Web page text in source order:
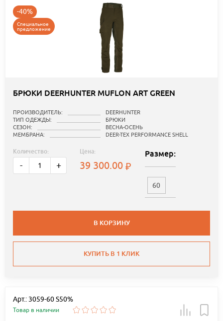
-40%
Специальное
предложение
БРЮКИ DEERHUNTER MUFLON ART GREEN
ПРОИЗВОДИТЕЛЬ:
DEERHUNTER
ТИП ОДЕЖДЫ:
БРЮКИ
СЕЗОН:
ВЕСНА-ОСЕНЬ
МЕМБРАНА:
DEER-TEX PERFORMANCE SHELL
Количество:
- +
Цена:
39 300.00
Размер:
60
В КОРЗИНУ
КУПИТЬ В 1 КЛИК
Арт.: 3059-60 S50%
Товар в наличии